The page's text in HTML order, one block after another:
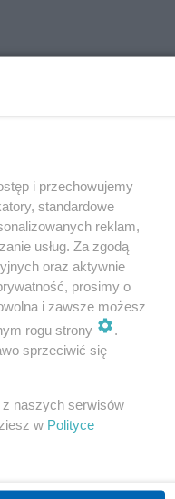
i przechowujemy
standardowe
reklam,
usług. Za zgodą
oraz aktywnie
prosimy o
i zawsze możesz
rogu strony
.
sprzeciwić się
z naszych serwisów
w Polityce